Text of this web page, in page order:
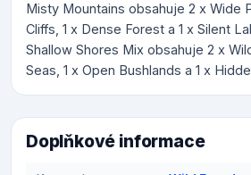
Misty Mountains obsahuje 2 x Wide
Cliffs, 1 x Dense Forest a 1 x Silent
Shallow Shores Mix obsahuje 2 x
Seas, 1 x Open Bushlands a 1 x
Doplňkové informace